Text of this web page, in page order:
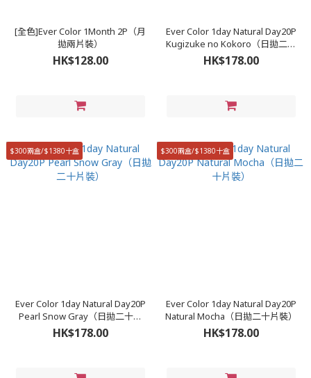
[全色]Ever Color 1Month 2P（月
拋兩片裝）
HK$128.00
Ever Color 1day Natural Day20P
Kugizuke no Kokoro（日拋二十
片裝）
HK$178.00
$300兩盒/$1380十盒
Ever Color 1day Natural Day20P
Pearl Snow Gray​（日拋二十片
裝）
HK$178.00
$300兩盒/$1380十盒
Ever Color 1day Natural Day20P
Natural Mocha（日拋二十片裝）
HK$178.00